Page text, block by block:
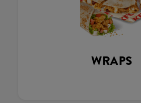
WRAPS